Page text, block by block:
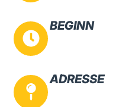
BEGINN
ADRESSE